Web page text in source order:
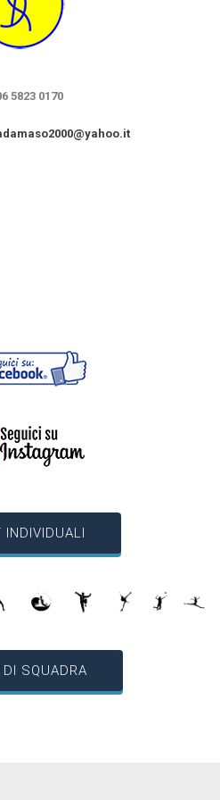
5823 0170
INDIVIDUALI
DI SQUADRA